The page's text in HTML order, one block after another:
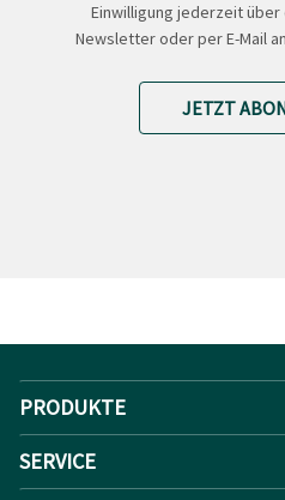
Einwilligung jederzeit über
Newsletter oder per E-Mail an
JETZT
PRODUKTE
SERVICE